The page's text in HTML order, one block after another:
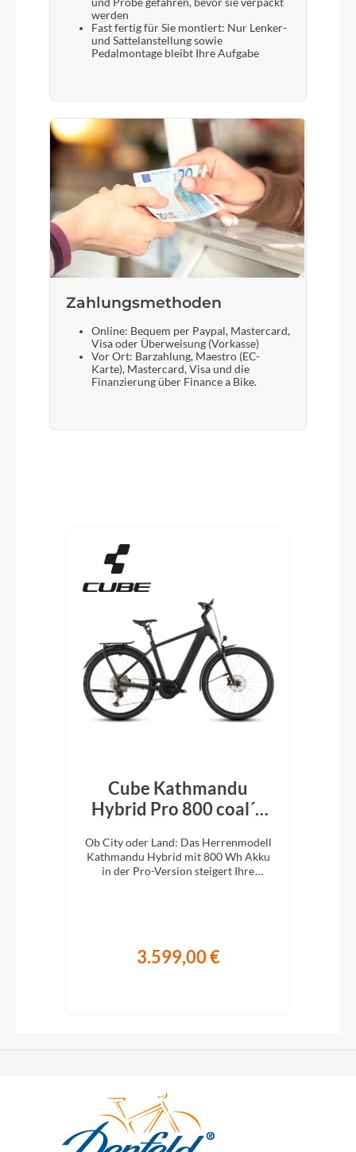
und Probe gefahren, bevor sie verpackt
werden
Fast fertig für Sie montiert: Nur Lenker-
und Sattelanstellung sowie
Pedalmontage bleibt Ihre Aufgabe
Zahlungsmethoden
Online: Bequem per Paypal, Mastercard,
Visa oder Überweisung (Vorkasse)
Vor Ort: Barzahlung, Maestro (EC-
Karte), Mastercard, Visa und die
Finanzierung über Finance a Bike.
Cube Kathmandu
Hybrid Pro 800 coal´n
Ob City oder Land: Das Herrenmodell
Kathmandu Hybrid mit 800 Wh Akku
in der Pro-Version steigert Ihre
3.599,00 €